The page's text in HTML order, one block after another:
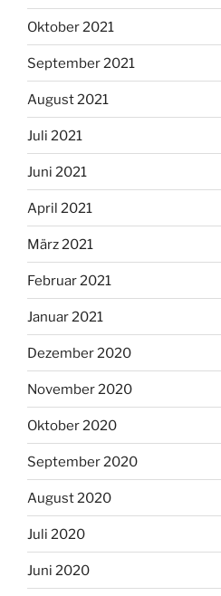
Oktober 2021
September 2021
August 2021
Juli 2021
Juni 2021
April 2021
März 2021
Februar 2021
Januar 2021
Dezember 2020
November 2020
Oktober 2020
September 2020
August 2020
Juli 2020
Juni 2020